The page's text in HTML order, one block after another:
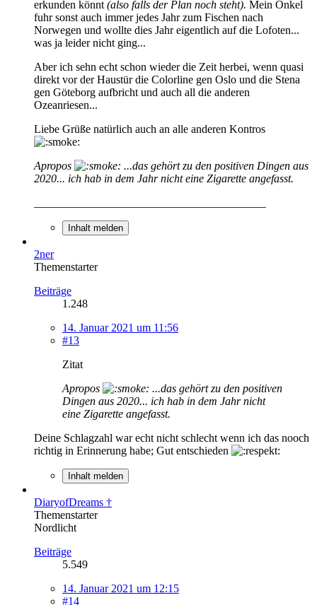
erkunden könnt (also falls der Plan noch steht). Mein Onkel
fuhr sonst auch immer jedes Jahr zum Fischen nach
Norwegen und wollte dies Jahr eigentlich auf die Lofoten...
was ja leider nicht ging...
Aber ich sehn echt schon wieder die Zeit herbei, wenn quasi
direkt vor der Haustür die Colorline gen Oslo und die Stena
gen Göteborg aufbricht und auch all die anderen
Ozeanriesen...
Liebe Grüße natürlich auch an alle anderen Kontros
Apropos
...das gehört zu den positiven Dingen aus
2020... ich hab in dem Jahr nicht eine Zigarette angefasst.
Inhalt melden
2ner
Themenstarter
Beiträge
1.248
14. Januar 2021 um 11:56
#13
Zitat
Apropos
...das gehört zu den positiven
Dingen aus 2020... ich hab in dem Jahr nicht
eine Zigarette angefasst.
Deine Schlagzahl war echt nicht schlecht wenn ich das nooch
richtig in Erinnerung habe; Gut entschieden
Inhalt melden
DiaryofDreams †
Themenstarter
Nordlicht
Beiträge
5.549
14. Januar 2021 um 12:15
#14